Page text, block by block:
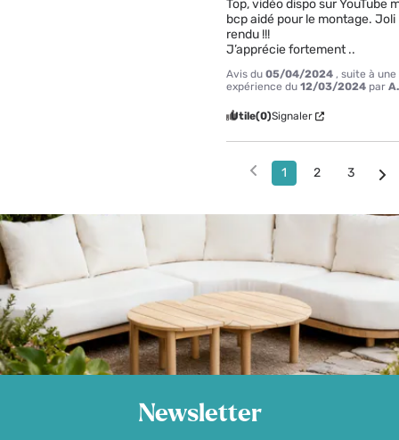
Top, vidéo dispo sur YouTube
bcp aidé pour le montage. Joli
rendu !!!
J’apprécie fortement ..
Avis du05/04/2024 , suite à une
expérience du12/03/2024 par
Utile(0)Signaler
1 2 3
Newsletter